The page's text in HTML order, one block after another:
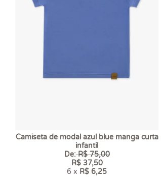
Camiseta de modal azul blue manga curta
infantil
De:R$ 75,00
R$ 37,50
6 x R$ 6,25